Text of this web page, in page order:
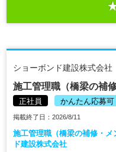
ショーボンド建設株式会社
施工管理職（橋梁の補
正社員 かんたん応募可
掲載終了日：2026/8/11
施工管理職（橋梁の補修・
ド建設株式会社